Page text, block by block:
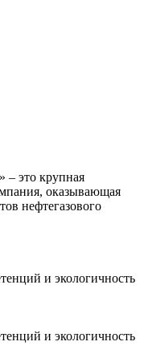
это крупная
оказывающая
нефтегазового
и экологичность
и экологичность